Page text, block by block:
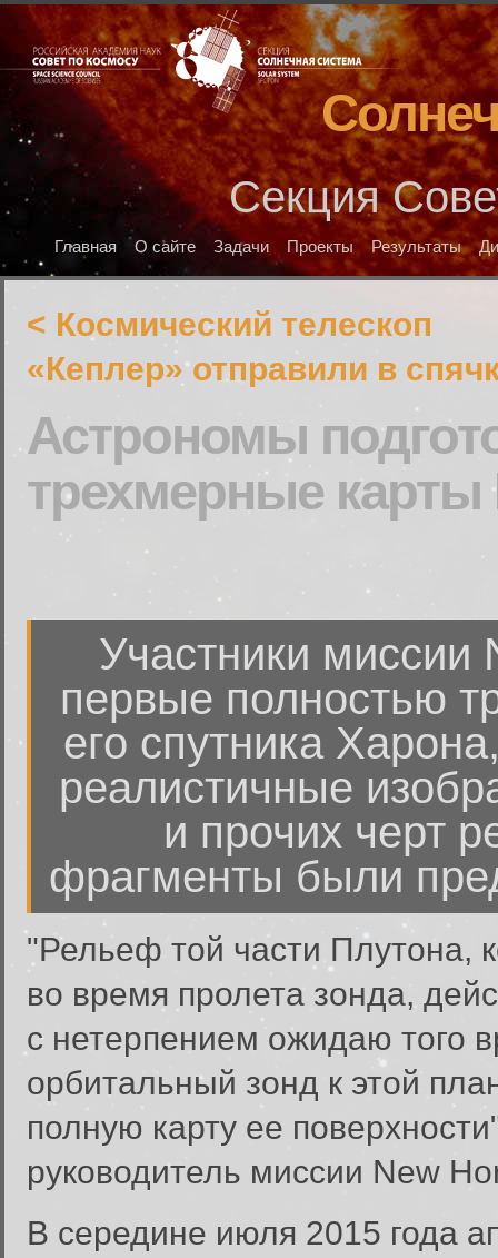
Секция
Главная О сайте Задачи Проекты Результаты
< Космический телескоп
«Кеплер» отправили в
Астрономы
трехмерные карты
Участники миссии
первые полностью
его спутника
реалистичные
и прочих черт
фрагменты были
"Рельеф той части Плутона,
во время пролета зонда,
с нетерпением ожидаю того
орбитальный зонд к этой
полную карту ее
руководитель миссии New
В середине июля 2015 года